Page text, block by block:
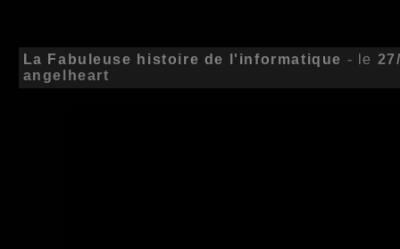
La Fabuleuse histoire de l'informatique - le
angelheart